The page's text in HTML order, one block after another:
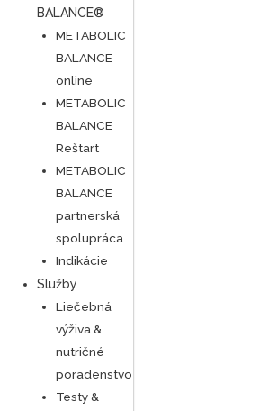
BALANCE®
METABOLIC
BALANCE
online
METABOLIC
BALANCE
Reštart
METABOLIC
BALANCE
partnerská
spolupráca
Indikácie
Služby
Liečebná
výživa &
nutričné
poradenstvo
Testy &